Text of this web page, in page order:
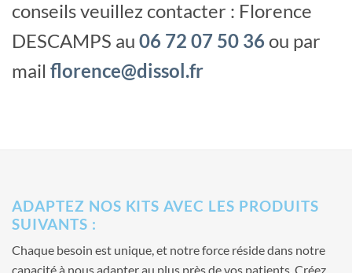
conseils veuillez contacter : Florence
DESCAMPS au 06 72 07 50 36 ou par
mail florence@dissol.fr
ADAPTEZ NOS KITS AVEC LES PRODUITS
SUIVANTS :
Chaque besoin est unique, et notre force réside dans notre
capacité à nous adapter au plus près de vos patients. Créez